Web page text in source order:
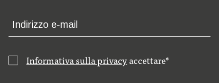
Informativa sulla privacy accettare*